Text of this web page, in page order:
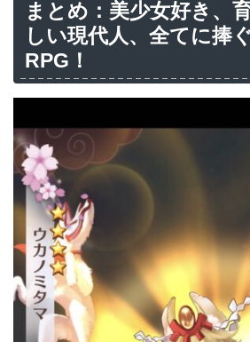
まとめ：美少女好き、
しい現代人、全てに捧
RPG！